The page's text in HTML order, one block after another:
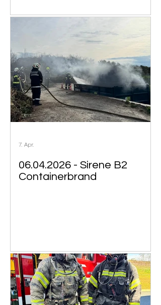
06.04.2026 - Sirene B2
Containerbrand
7. Apr.